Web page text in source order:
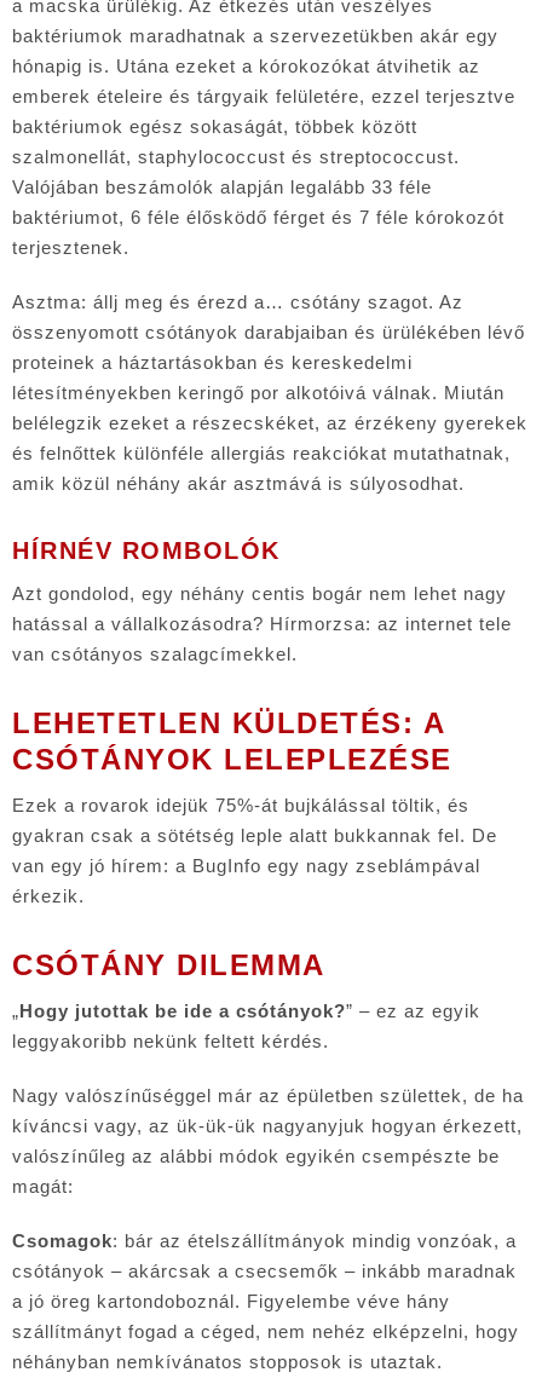
a macska ürülékig. Az étkezés után veszélyes
baktériumok maradhatnak a szervezetükben akár egy
hónapig is. Utána ezeket a kórokozókat átvihetik az
emberek ételeire és tárgyaik felületére, ezzel terjesztve
baktériumok egész sokaságát, többek között
szalmonellát, staphylococcust és streptococcust.
Valójában beszámolók alapján legalább 33 féle
baktériumot, 6 féle élősködő férget és 7 féle kórokozót
terjesztenek.
Asztma: állj meg és érezd a… csótány szagot. Az
összenyomott csótányok darabjaiban és ürülékében lévő
proteinek a háztartásokban és kereskedelmi
létesítményekben keringő por alkotóivá válnak. Miután
belélegzik ezeket a részecskéket, az érzékeny gyerekek
és felnőttek különféle allergiás reakciókat mutathatnak,
amik közül néhány akár asztmává is súlyosodhat.
HÍRNÉV ROMBOLÓK
Azt gondolod, egy néhány centis bogár nem lehet nagy
hatással a vállalkozásodra? Hírmorzsa: az internet tele
van csótányos szalagcímekkel.
LEHETETLEN KÜLDETÉS: A
CSÓTÁNYOK LELEPLEZÉSE
Ezek a rovarok idejük 75%-át bujkálással töltik, és
gyakran csak a sötétség leple alatt bukkannak fel. De
van egy jó hírem: a BugInfo egy nagy zseblámpával
érkezik.
CSÓTÁNY DILEMMA
„Hogy jutottak be ide a csótányok?” – ez az egyik
leggyakoribb nekünk feltett kérdés.
Nagy valószínűséggel már az épületben születtek, de ha
kíváncsi vagy, az ük-ük-ük nagyanyjuk hogyan érkezett,
valószínűleg az alábbi módok egyikén csempészte be
magát:
Csomagok: bár az ételszállítmányok mindig vonzóak, a
csótányok – akárcsak a csecsemők – inkább maradnak
a jó öreg kartondoboznál. Figyelembe véve hány
szállítmányt fogad a céged, nem nehéz elképzelni, hogy
néhányban nemkívánatos stopposok is utaztak.